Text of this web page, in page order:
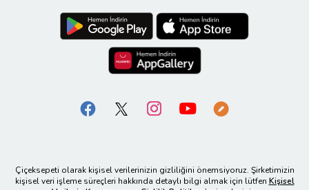
Çiçeksepeti olarak kişisel verilerinizin gizliliğini önemsiyoruz. Şirketimizin
kişisel veri işleme süreçleri hakkında detaylı bilgi almak için lütfen Kişisel